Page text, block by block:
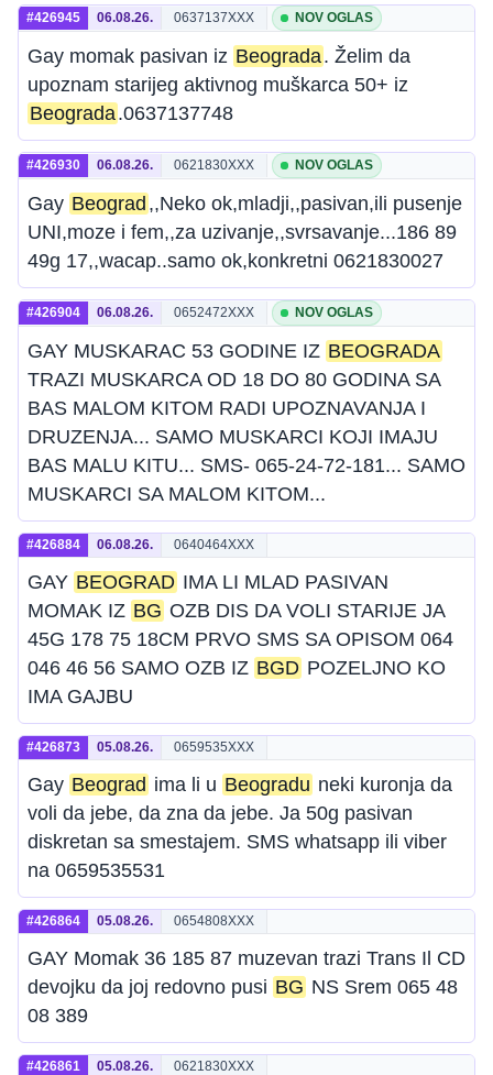
#426945 06.08.26. 0637137XXX NOV OGLAS
Gay momak pasivan iz Beograda. Želim da
upoznam starijeg aktivnog muškarca 50+ iz
Beograda.0637137748
#426930 06.08.26. 0621830XXX NOV OGLAS
Gay Beograd ,,Neko ok,mladji,,pasivan,ili pusenje
UNI,moze i fem,,za uzivanje,,svrsavanje...186 89
49g 17,,wacap..samo ok,konkretni 0621830027
#426904 06.08.26. 0652472XXX NOV OGLAS
GAY MUSKARAC 53 GODINE IZ BEOGRADA
TRAZI MUSKARCA OD 18 DO 80 GODINA SA
BAS MALOM KITOM RADI UPOZNAVANJA I
DRUZENJA... SAMO MUSKARCI KOJI IMAJU
BAS MALU KITU... SMS- 065-24-72-181... SAMO
MUSKARCI SA MALOM KITOM...
#426884 06.08.26. 0640464XXX
GAY BEOGRAD IMA LI MLAD PASIVAN
MOMAK IZ BG OZB DIS DA VOLI STARIJE JA
45G 178 75 18CM PRVO SMS SA OPISOM 064
046 46 56 SAMO OZB IZ BGD POZELJNO KO
IMA GAJBU
#426873 05.08.26. 0659535XXX
Gay Beograd ima li u Beogradu neki kuronja da
voli da jebe, da zna da jebe. Ja 50g pasivan
diskretan sa smestajem. SMS whatsapp ili viber
na 0659535531
#426864 05.08.26. 0654808XXX
GAY Momak 36 185 87 muzevan trazi Trans Il CD
devojku da joj redovno pusi BG NS Srem 065 48
08 389
#426861 05.08.26. 0621830XXX